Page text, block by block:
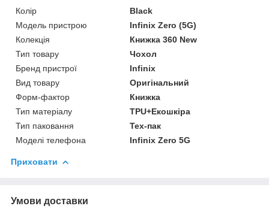
Колір
Black
Модель пристрою
Infinix Zero (5G)
Колекція
Книжка 360 New
Тип товару
Чохол
Бренд пристрої
Infinix
Вид товару
Оригінальний
Форм-фактор
Книжка
Тип матеріалу
TPU+Екошкіра
Тип паковання
Тех-пак
Моделі телефона
Infinix Zero 5G
Приховати
Умови доставки